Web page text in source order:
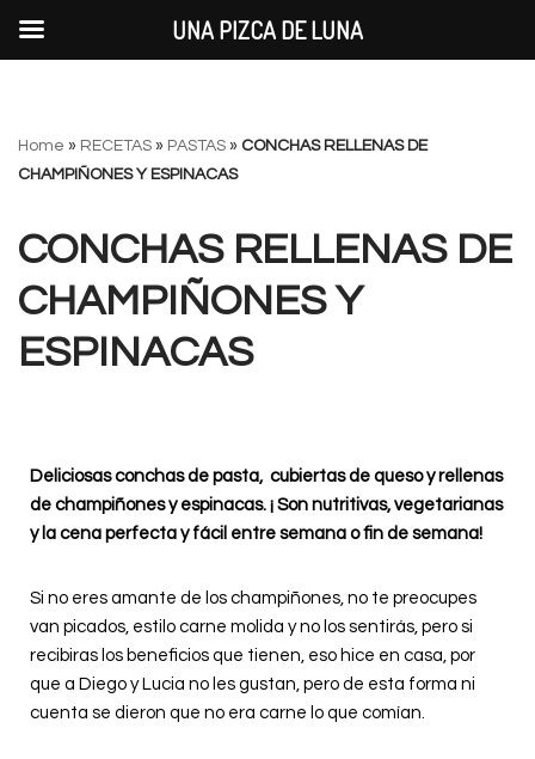
al
contenido
Home » RECETAS » PASTAS » CONCHAS RELLENAS DE
CHAMPIÑONES Y ESPINACAS
CONCHAS RELLENAS DE
CHAMPIÑONES Y
ESPINACAS
Deliciosas conchas de pasta, cubiertas de queso y rellenas
de champiñones y espinacas. ¡ Son nutritivas, vegetarianas
y la cena perfecta y fácil entre semana o fin de semana!
Si no eres amante de los champiñones, no te preocupes
van picados, estilo carne molida y no los sentirás, pero si
recibiras los beneficios que tienen, eso hice en casa, por
que a Diego y Lucia no les gustan, pero de esta forma ni
cuenta se dieron que no era carne lo que comían.
UNA PIZCA DE LUNA